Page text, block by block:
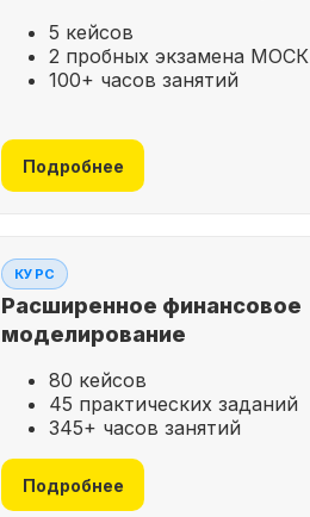
5 кейсов
2 пробных экзамена МОСК
100+ часов занятий
Подробнее
КУРС
Расширенное финансовое
моделирование
80 кейсов
45 практических заданий
345+ часов занятий
Подробнее